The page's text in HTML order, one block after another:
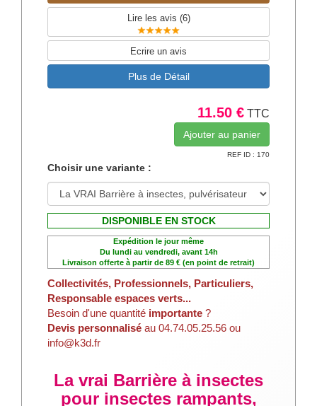
Lire les avis (6)
Ecrire un avis
Plus de Détail
11.50 € TTC
REF ID : 170
Choisir une variante :
DISPONIBLE EN STOCK
Expédition le jour même
Du lundi au vendredi, avant 14h
Livraison offerte à partir de 89 € (en point de retrait)
Collectivités, Professionnels, Particuliers,
Responsable espaces verts...
Besoin d'une quantité importante ?
Devis personnalisé au 04.74.05.25.56 ou
info@k3d.fr
La vrai Barrière à insectes
pour insectes rampants,